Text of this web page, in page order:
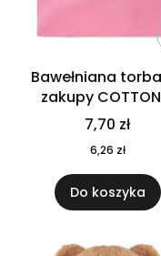
Bawełniana
zakupy
COLOUR++7,70 zł
6,26 zł
Do koszyka